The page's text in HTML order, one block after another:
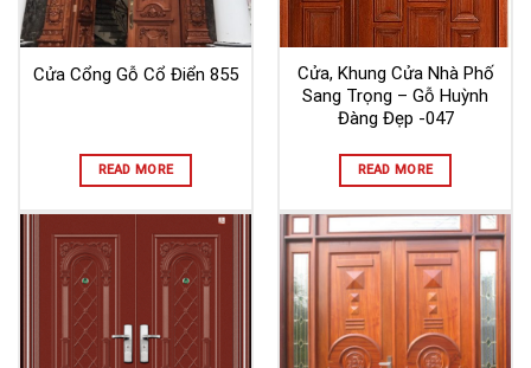
Cửa Cổng Gỗ Cổ Điển 855
READ MORE
Cửa, Khung Cửa Nhà Phố
Sang Trọng – Gỗ Huỳnh
Đàng Đẹp -047
READ MORE